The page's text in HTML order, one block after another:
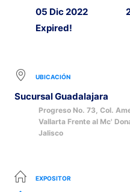
05 Dic 2022
Expired!
UBICACIÓN
Sucursal Guadalajara
Progreso No. 73, Col.
Vallarta Frente al Mc'
Jalisco
EXPOSITOR